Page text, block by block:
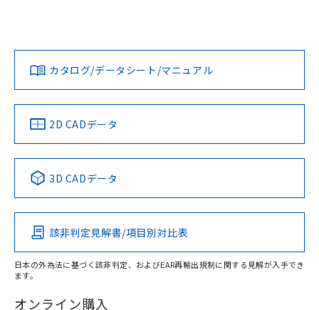
カタログ/データシート/マニュアル
2D CADデータ
3D CADデータ
該非判定見解書/項目別対比表
日本の外為法に基づく該非判定、およびEAR再輸出規制に関する見解が入手でき
ます。
オンライン購入
用者の範囲」に記載されている法人を
指します。
※本証明書は発行日時点で非含有を証明す
ものではありません。
また、RoHS指令のフタル酸エステル類４
物質の対応では、対応完了までの期間は出
荷製品に未対応品が混在することから備考
り、2022年1月12日より割愛しておりま
す。